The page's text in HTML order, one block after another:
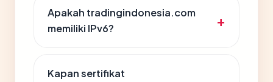
Apakah tradingindonesia.com
memiliki IPv6?
Kapan sertifikat